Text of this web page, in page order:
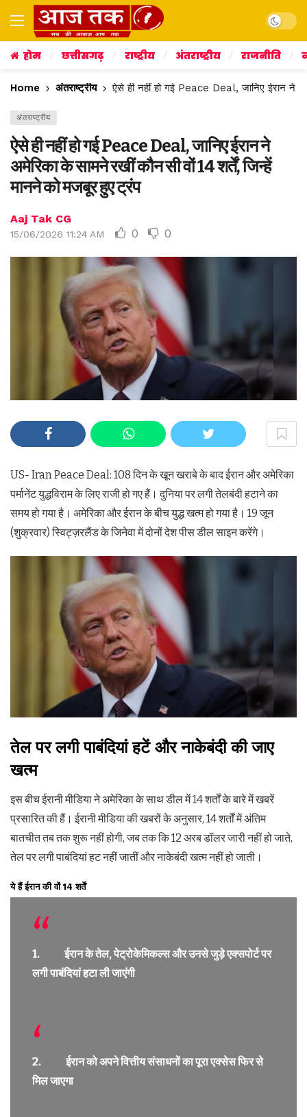
Dark
होम छत्तीसगढ़ राष्ट्रीय अंतराष्ट्रीय राजनीति
Home अंतराष्ट्रीय ऐसे ही नहीं हो गई Peace Deal, जानिए ईरान ने
अंतराष्ट्रीय
ऐसे ही नहीं हो गई Peace Deal, जानिए ईरान ने
अमेरिका के सामने रखीं कौन सी वों 14 शर्तें, जिन्हें
मानने को मजबूर हुए ट्रंप
Aaj Tak CG
15/06/2026 11:24 AM 0 0
US- Iran Peace Deal: 108 दिन के खून खराबे के बाद ईरान और अमेरिका
पर्मानेंट युद्धविराम के लिए राजी हो गए हैं। दुनिया पर लगी तेलबंदी हटाने का
समय हो गया है। अमेरिका और ईरान के बीच युद्ध खत्म हो गया है। 19 जून
(शुक्रवार) स्विट्ज़रलैंड के जिनेवा में दोनों देश पीस डील साइन करेंगे।
तेल पर लगी पाबंदियां हटें और नाकेबंदी की जाए
खत्म
इस बीच ईरानी मीडिया ने अमेरिका के साथ डील में 14 शर्तों के बारे में खबरें
प्रसारित की हैं। ईरानी मीडिया की खबरों के अनुसार, 14 शर्तों में अंतिम
बातचीत तब तक शुरू नहीं होगी, जब तक कि 12 अरब डॉलर जारी नहीं हो जाते,
तेल पर लगी पाबंदियां हट नहीं जातीं और नाकेबंदी खत्म नहीं हो जाती।
ये हैं ईरान की वों 14 शर्तें
1. ईरान के तेल, पेट्रोकेमिकल्स और उनसे जुड़े एक्सपोर्ट पर
लगी पाबंदियां हटा ली जाएंगी
2. ईरान को अपने वित्तीय संसाधनों का पूरा एक्सेस फिर से
मिल जाएगा